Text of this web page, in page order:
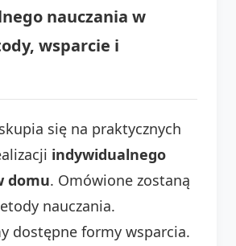
nauczania w
wsparcie i
się na praktycznych
indywidualnego
domu. Omówione zostaną
nauczania.
dostępne formy wsparcia.